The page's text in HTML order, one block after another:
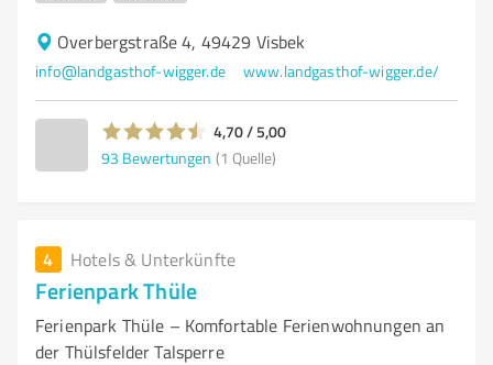
Overbergstraße 4, 49429 Visbek
info@landgasthof-wigger.de www.landgasthof-wigger.de/
4,70 / 5,00
93 Bewertungen (1 Quelle)
4 Hotels & Unterkünfte
Ferienpark Thüle
Ferienpark Thüle – Komfortable Ferienwohnungen an
der Thülsfelder Talsperre